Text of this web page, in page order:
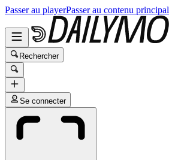
Passer au playerPasser au contenu principal
Rechercher
Se connecter